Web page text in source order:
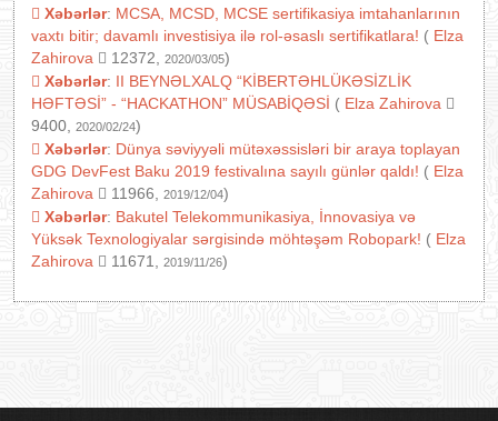
Xəbərlər: MCSA, MCSD, MCSE sertifikasiya imtahanlarının
vaxtı bitir; davamlı investisiya ilə rol-əsaslı sertifikatlara! ( Elza
Zahirova
12372, 2020/03/05)
Xəbərlər: II BEYNƏLXALQ “KİBERTƏHLÜKƏSİZLİK
HƏFTƏSİ” - “HACKATHON” MÜSABİQƏSİ ( Elza Zahirova
9400,
2020/02/24)
Xəbərlər: Dünya səviyyəli mütəxəssisləri bir araya toplayan
GDG DevFest Baku 2019 festivalına sayılı günlər qaldı! ( Elza
Zahirova
11966, 2019/12/04)
Xəbərlər: Bakutel Telekommunikasiya, İnnovasiya və
Yüksək Texnologiyalar sərgisində möhtəşəm Robopark! ( Elza
Zahirova
11671, 2019/11/26)